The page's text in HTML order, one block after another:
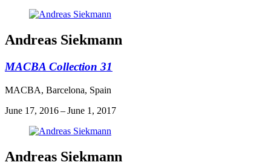
Andreas Siekmann
MACBA Collection 31
MACBA, Barcelona, Spain
June 17, 2016 – June 1, 2017
Andreas Siekmann